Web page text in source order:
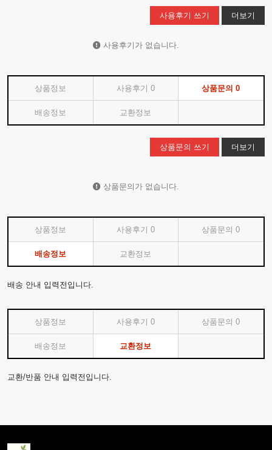
사용후기 쓰기 더보기
사용후기가 없습니다.
상품정보 사용후기 0 상품문의0
배송정보 교환정보
상품문의 쓰기 더보기
상품문의가 없습니다.
상품정보 사용후기 0 상품문의0
배송정보 교환정보
배송 안내 입력전입니다.
상품정보 사용후기 0 상품문의0
배송정보 교환정보
교환/반품 안내 입력전입니다.